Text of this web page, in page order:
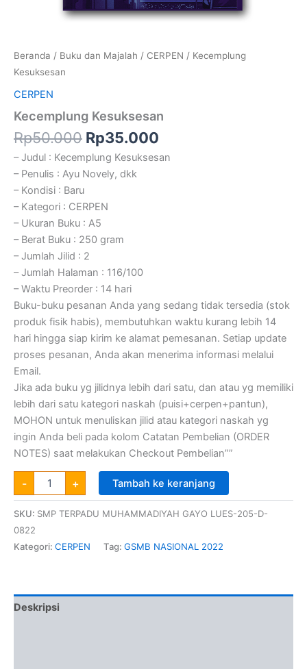
Beranda / Buku dan Majalah / CERPEN / Kecemplung
Kesuksesan
CERPEN
Kecemplung Kesuksesan
Rp50.000 Rp35.000
– Judul : Kecemplung Kesuksesan
– Penulis : Ayu Novely, dkk
– Kondisi : Baru
– Kategori : CERPEN
– Ukuran Buku : A5
– Berat Buku : 250 gram
– Jumlah Jilid : 2
– Jumlah Halaman : 116/100
– Waktu Preorder : 14 hari
Buku-buku pesanan Anda yang sedang tidak tersedia (stok
produk fisik habis), membutuhkan waktu kurang lebih 14
hari hingga siap kirim ke alamat pemesanan. Setiap update
proses pesanan, Anda akan menerima informasi melalui
Email.
Jika ada buku yg jilidnya lebih dari satu, dan atau yg memiliki
lebih dari satu kategori naskah (puisi+cerpen+pantun),
MOHON untuk menuliskan jilid atau kategori naskah yg
ingin Anda beli pada kolom Catatan Pembelian (ORDER
NOTES) saat melakukan Checkout Pembelian””
- + Tambah ke keranjang
SKU: SMP TERPADU MUHAMMADIYAH GAYO LUES-205-D-
0822
Kategori: CERPEN Tag: GSMB NASIONAL 2022
Deskripsi